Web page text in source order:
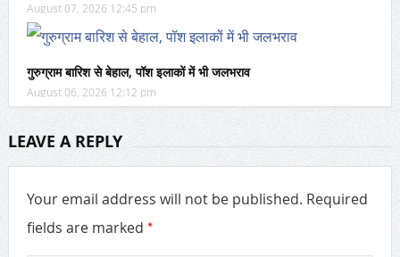
August 07, 2026 12:45 pm
गुरुग्राम बारिश से बेहाल, पॉश इलाकों में भी जलभराव
August 06, 2026 12:12 pm
LEAVE A REPLY
Your email address will not be published. Required
fields are marked *